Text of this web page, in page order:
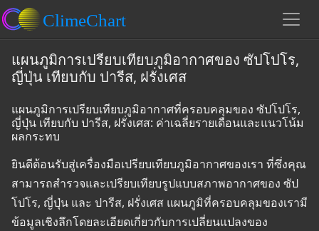
แผนภูมิการเปรียบเทียบภูมิอากาศของ ซัปโปโร,
ญี่ปุ่น เทียบกับ ปารีส, ฝรั่งเศส
แผนภูมิการเปรียบเทียบภูมิอากาศที่ครอบคลุมของ ซัปโปโร,
ญี่ปุ่น เทียบกับ ปารีส, ฝรั่งเศส: ค่าเฉลี่ยรายเดือนและแนวโน้ม
ผลกระทบ
ยินดีต้อนรับสู่เครื่องมือเปรียบเทียบภูมิอากาศของเรา ที่ซึ่งคุณ
สามารถสำรวจและเปรียบเทียบรูปแบบสภาพอากาศของ ซัป
โปโร, ญี่ปุ่น และ ปารีส, ฝรั่งเศส แผนภูมิที่ครอบคลุมของเรามี
ข้อมูลเชิงลึกโดยละเอียดเกี่ยวกับการเปลี่ยนแปลงของ